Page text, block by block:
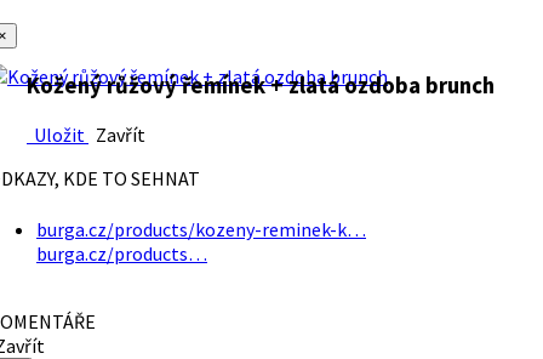
Kožený růžový řemínek + zlatá ozdoba brunch
Uložit Zavřít
KDE TO SEHNAT
burga.cz/products/kozeny-reminek-k…
burga.cz/products…